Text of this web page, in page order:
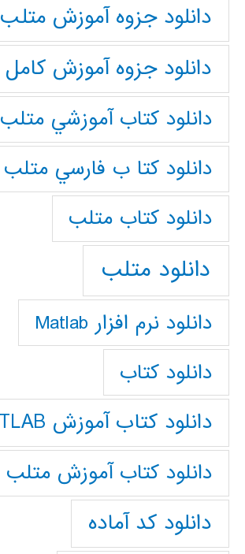
دانلود جزوه آموزش متلب
دانلود جزوه آموزش کامل matlab
دانلود كتاب آموزشي متلب
دانلود كتا ب فارسي متلب
دانلود كتاب متلب
دانلود متلب
دانلود نرم افزار Matlab
دانلود کتاب
دانلود کتاب آموزش MATLAB
دانلود کتاب آموزش متلب
دانلود کد آماده